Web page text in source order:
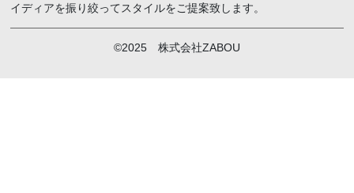
イディアを振り絞ってスタイルをご提案致します。
©2025 株式会社ZABOU